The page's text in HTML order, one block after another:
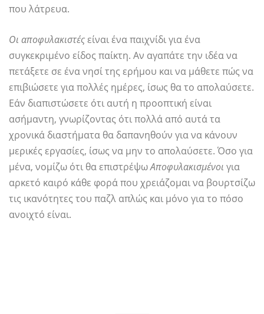
που λάτρευα.
Οι αποφυλακιστέςείναι ένα παιχνίδι για ένα
συγκεκριμένο είδος παίκτη. Αν αγαπάτε την ιδέα να
πετάξετε σε ένα νησί της ερήμου και να μάθετε πώς να
επιβιώσετε για πολλές ημέρες, ίσως θα το απολαύσετε.
Εάν διαπιστώσετε ότι αυτή η προοπτική είναι
ασήμαντη, γνωρίζοντας ότι πολλά από αυτά τα
χρονικά διαστήματα θα δαπανηθούν για να κάνουν
μερικές εργασίες, ίσως να μην το απολαύσετε. Όσο για
μένα, νομίζω ότι θα επιστρέψωΑποφυλακισμένοι για
αρκετό καιρό κάθε φορά που χρειάζομαι να βουρτσίζω
τις ικανότητες του παζλ απλώς και μόνο για το πόσο
ανοιχτό είναι.